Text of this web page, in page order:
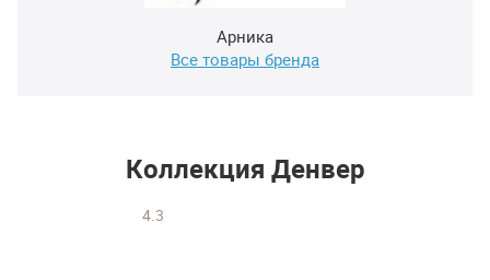
Арника
Все товары бренда
Коллекция Денвер
4.3